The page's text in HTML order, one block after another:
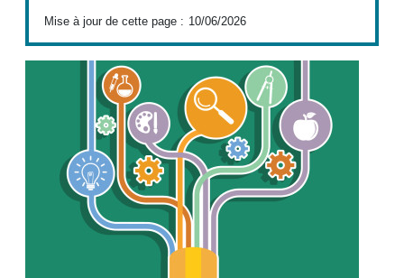
Mise à jour de cette page : 10/06/2026